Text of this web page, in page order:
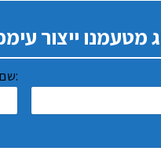
מטעמנו ייצור
שם מלא: